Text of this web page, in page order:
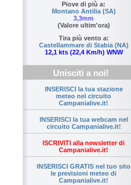
Piove di più a:
Montano Antilia (SA)
3,3mm
(Valore ultim'ora)
Tira più vento a:
Castellammare di Stabia (NA)
12,1 kts (22,4 Km/h) WNW
Unisciti a noi!
INSERISCI la tua stazione
meteo nel circuito
Campanialive.it!
INSERISCI la tua webcam nel
circuito Campanialive.it!
ISCRIVITI alla newsletter di
Campanialive.it!
INSERISCI GRATIS nel tuo sito
le previsioni meteo di
Campanialive.it!